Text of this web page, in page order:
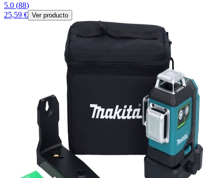
5.0 (88)
25,59 € Ver producto